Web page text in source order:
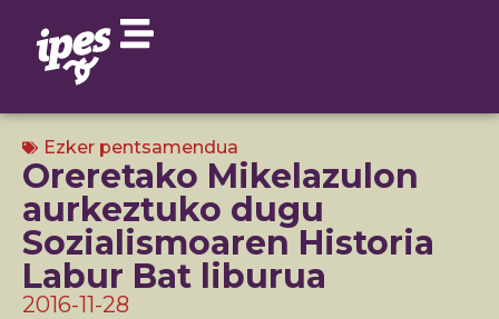
Ezker pentsamendua
Oreretako Mikelazulon
aurkeztuko dugu
Sozialismoaren Historia
Labur Bat liburua
2016-11-28